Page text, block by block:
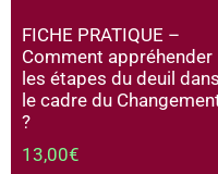
FICHE PRATIQUE –
Comment appréhender
les étapes du deuil dans
le cadre du
?
13,00€